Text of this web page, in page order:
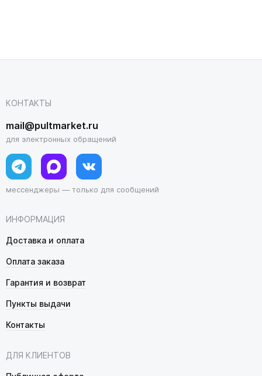
ИНФОРМАЦИЯ
Доставка и оплата
Оплата заказа
Гарантия и возврат
Пункты выдачи
Контакты
ДЛЯ КЛИЕНТОВ
КОНТАКТЫ
mail@pultmarket.ru
для электронных обращений
мессенджеры — только для сообщений